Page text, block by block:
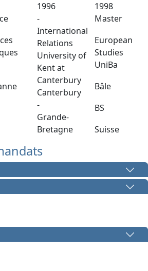
1996
-
International
Relations
University of
Kent at
Canterbury
Canterbury
-
Grande-
Bretagne
1998
Master
European
Studies
UniBa
Bâle
BS
Suisse